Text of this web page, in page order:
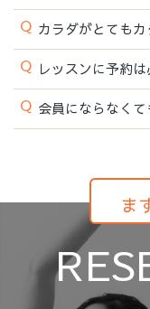
Q カラダがとても
Q レッスンに予約
Q 会員にならなく
ま